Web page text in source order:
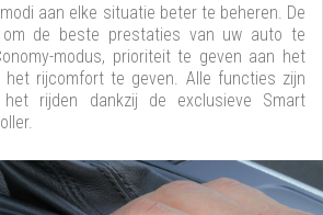
aan elke situatie beter te beheren. De
om de beste prestaties van uw auto te
onomy-modus, prioriteit te geven aan het
het rijcomfort te geven. Alle functies zijn
het rijden dankzij de exclusieve Smart